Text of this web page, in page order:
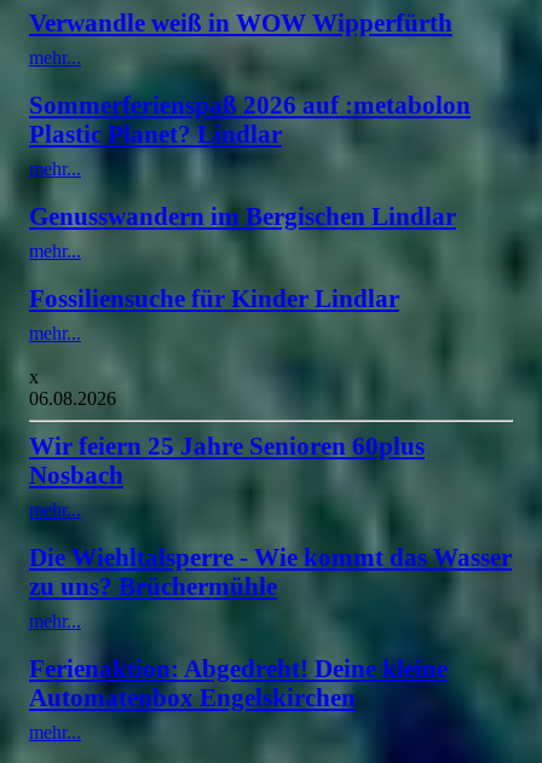
Verwandle weiß in WOW Wipperfürth
mehr...
Sommerferienspaß 2026 auf :metabolon
Plastic Planet? Lindlar
mehr...
Genusswandern im Bergischen Lindlar
mehr...
Fossiliensuche für Kinder Lindlar
mehr...
x
06.08.2026
Wir feiern 25 Jahre Senioren 60plus
Nosbach
mehr...
Die Wiehltalsperre - Wie kommt das Wasser
zu uns? Brüchermühle
mehr...
Ferienaktion: Abgedreht! Deine kleine
Automatenbox Engelskirchen
mehr...